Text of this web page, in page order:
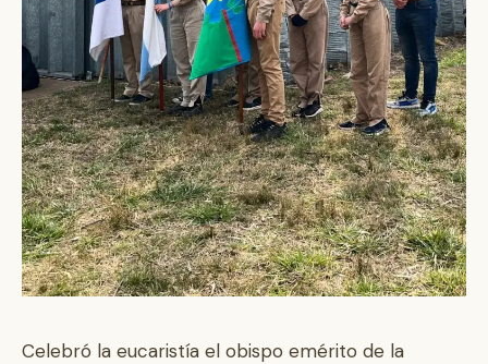
Celebró la eucaristía el obispo emérito de la